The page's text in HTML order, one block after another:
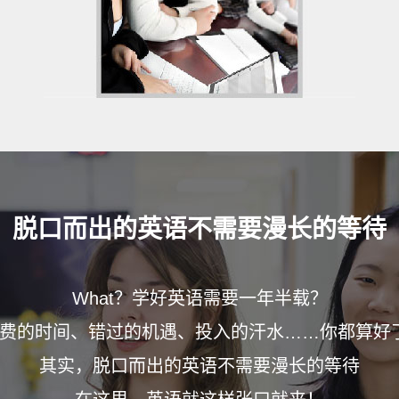
脱口而出的英语不需要漫长的等待
What？学好英语需要一年半载？
的时间、错过的机遇、投入的汗水……你都算好
其实，脱口而出的英语不需要漫长的等待